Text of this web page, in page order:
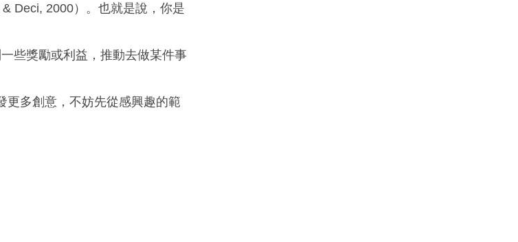
Deci, 2000）。也就是說，你是
些獎勵或利益，推動去做某件事
更多創意，不妨先從感興趣的範